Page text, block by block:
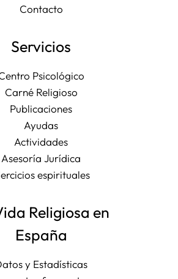
Contacto
Servicios
Psicológico
Carné Religioso
Publicaciones
Ayudas
Actividades
Asesoría Jurídica
espirituales
Religiosa en
España
y Estadísticas